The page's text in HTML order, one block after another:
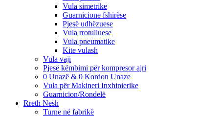
Vula simetrike
Guarnicione fshirëse
Pjesë udhëzuese
Vula rrotulluese
Vula pneumatike
Kite vulash
Vula vaji
Pjesë këmbimi për kompresor ajri
0 Unazë & 0 Kordon Unaze
Vula për Makineri Inxhinierike
Guarnicion/Rondelë
Rreth Nesh
Turne në fabrikë